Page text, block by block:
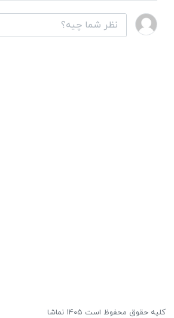
کلیه حقوق محفوظ است ۱۴۰۵ نماشا